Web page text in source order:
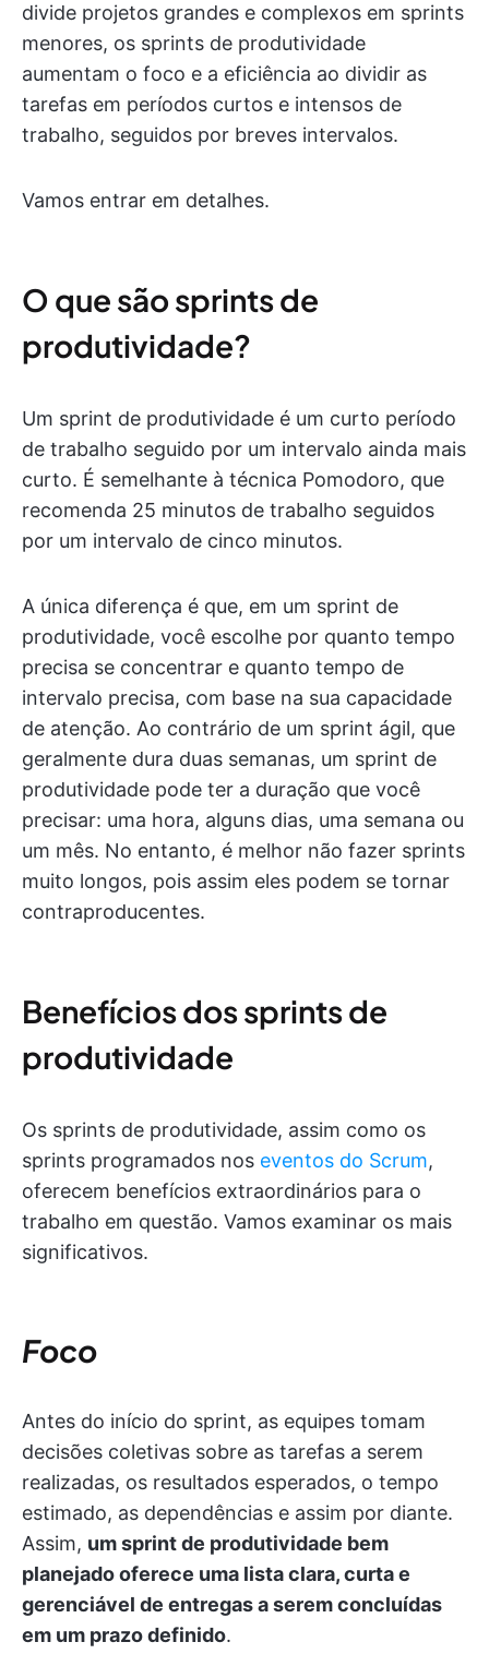
divide projetos grandes e complexos em sprints
menores, os sprints de produtividade
aumentam o foco e a eficiência ao dividir as
tarefas em períodos curtos e intensos de
trabalho, seguidos por breves intervalos.
Vamos entrar em detalhes.
O que são sprints de
produtividade?
Um sprint de produtividade é um curto período
de trabalho seguido por um intervalo ainda mais
curto. É semelhante à técnica Pomodoro, que
recomenda 25 minutos de trabalho seguidos
por um intervalo de cinco minutos.
A única diferença é que, em um sprint de
produtividade, você escolhe por quanto tempo
precisa se concentrar e quanto tempo de
intervalo precisa, com base na sua capacidade
de atenção. Ao contrário de um sprint ágil, que
geralmente dura duas semanas, um sprint de
produtividade pode ter a duração que você
precisar: uma hora, alguns dias, uma semana ou
um mês. No entanto, é melhor não fazer sprints
muito longos, pois assim eles podem se tornar
contraproducentes.
Benefícios dos sprints de
produtividade
Os sprints de produtividade, assim como os
sprints programados nos eventos do Scrum,
oferecem benefícios extraordinários para o
trabalho em questão. Vamos examinar os mais
significativos.
Foco
Antes do início do sprint, as equipes tomam
decisões coletivas sobre as tarefas a serem
realizadas, os resultados esperados, o tempo
estimado, as dependências e assim por diante.
Assim, um sprint de produtividade bem
planejado oferece uma lista clara, curta e
gerenciável de entregas a serem concluídas
em um prazo definido.